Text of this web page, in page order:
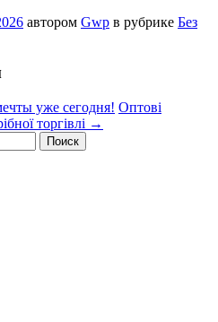
автором Gwp в рубрике Без
уже сегодня! Оптові
торгівлі →